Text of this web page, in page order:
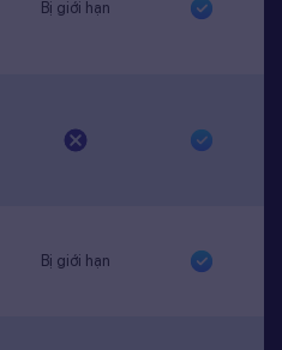
Bị giới hạn
Bị giới hạn